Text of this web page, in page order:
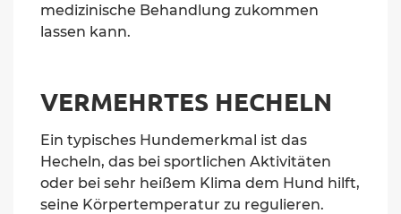
medizinische Behandlung zukommen
lassen kann.
VERMEHRTES HECHELN
Ein typisches Hundemerkmal ist das
Hecheln, das bei sportlichen Aktivitäten
oder bei sehr heißem Klima dem Hund hilft,
seine Körpertemperatur zu regulieren.